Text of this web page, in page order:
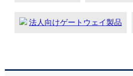
法人向けゲートウェイ製品